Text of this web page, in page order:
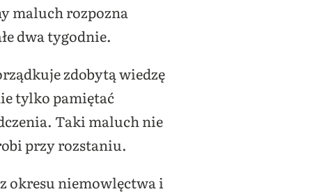
maluch rozpozna
dwa tygodnie.
zdobytą wiedzę
tylko pamiętać
Taki maluch nie
przy rozstaniu.
okresu niemowlęctwa i